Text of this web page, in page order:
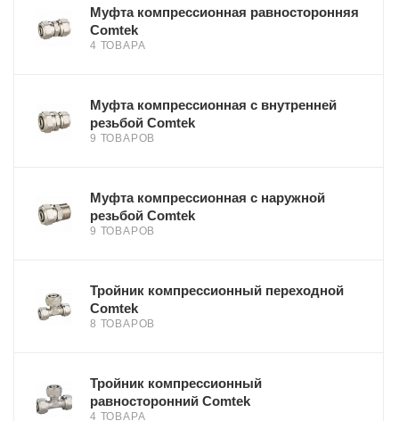
Муфта компрессионная равносторонняя
Comtek
4 ТОВАРА
Муфта компрессионная с внутренней
резьбой Comtek
9 ТОВАРОВ
Муфта компрессионная с наружной
резьбой Comtek
9 ТОВАРОВ
Тройник компрессионный переходной
Comtek
8 ТОВАРОВ
Тройник компрессионный
равносторонний Comtek
4 ТОВАРА